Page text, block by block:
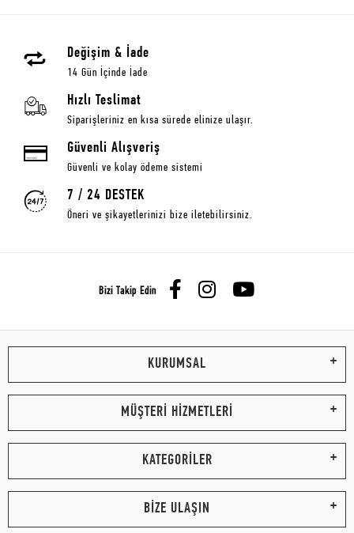
Değişim & İade
14 Gün İçinde İade
Hızlı Teslimat
Siparişleriniz en kısa sürede elinize ulaşır.
Güvenli Alışveriş
Güvenli ve kolay ödeme sistemi
7 / 24 DESTEK
Öneri ve şikayetlerinizi bize iletebilirsiniz.
Bizi Takip Edin
KURUMSAL
MÜŞTERİ HİZMETLERİ
KATEGORİLER
BİZE ULAŞIN